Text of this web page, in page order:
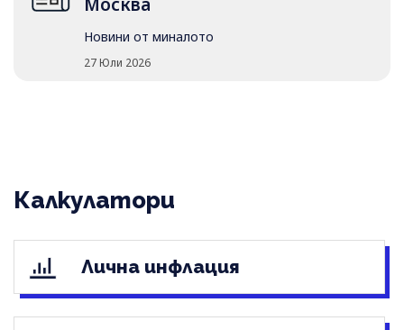
Новини от миналото
27 Юли 2026
Калкулатори
Лична инфлация